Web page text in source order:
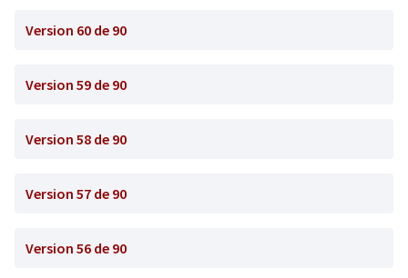
Version 60 de 90
Version 59 de 90
Version 58 de 90
Version 57 de 90
Version 56 de 90